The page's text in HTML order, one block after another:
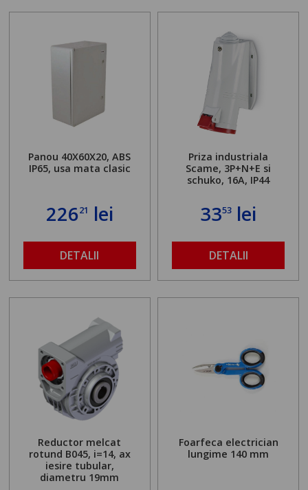
Panou 40X60X20, ABS
IP65, usa mata clasic
22621 lei
DETALII
Priza industriala
Scame, 3P+N+E si
schuko, 16A, IP44
3353 lei
DETALII
Reductor melcat
rotund B045, i=14, ax
iesire tubular,
diametru 19mm
Foarfeca electrician
lungime 140 mm